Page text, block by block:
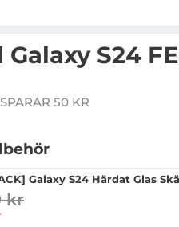
S24
50 KR
Galaxy S24 Härdat Glas
pris
kr